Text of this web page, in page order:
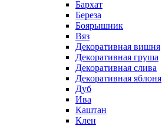
Бархат
Береза
Боярышник
Вяз
Декоративная вишня
Декоративная груша
Декоративная слива
Декоративная яблоня
Дуб
Ива
Каштан
Клен